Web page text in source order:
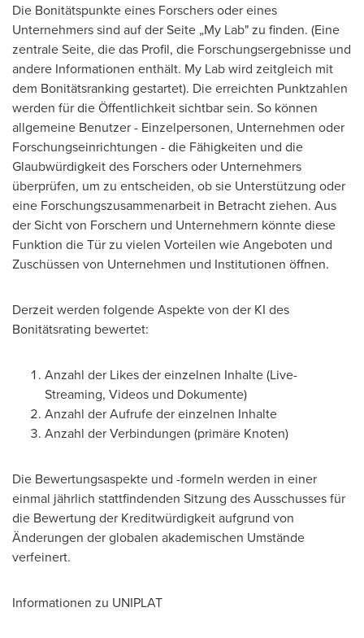
Die Bonitätspunkte eines Forschers oder eines
Unternehmers sind auf der Seite „My Lab" zu finden. (Eine
zentrale Seite, die das Profil, die Forschungsergebnisse und
andere Informationen enthält. My Labwird zeitgleich mit
dem Bonitätsranking gestartet). Die erreichten Punktzahlen
werden für die Öffentlichkeit sichtbar sein. So können
allgemeine Benutzer - Einzelpersonen, Unternehmen oder
Forschungseinrichtungen - die Fähigkeiten und die
Glaubwürdigkeit des Forschers oder Unternehmers
überprüfen, um zu entscheiden, ob sie Unterstützung oder
eine Forschungszusammenarbeit in Betracht ziehen. Aus
der Sicht von Forschern und Unternehmern könnte diese
Funktion die Tür zu vielen Vorteilen wie Angeboten und
Zuschüssen von Unternehmen und Institutionen öffnen.
Derzeit werden folgende Aspekte von der KI des
Bonitätsrating bewertet:
Anzahl der Likes der einzelnen Inhalte (Live-
Streaming, Videos und Dokumente)
Anzahl der Aufrufe der einzelnen Inhalte
Anzahl der Verbindungen (primäre Knoten)
Die Bewertungsaspekte und -formeln werden in einer
einmal jährlich stattfindenden Sitzung des Ausschusses für
die Bewertung der Kreditwürdigkeit aufgrund von
Änderungen der globalen akademischen Umstände
verfeinert.
Informationen zu UNIPLAT